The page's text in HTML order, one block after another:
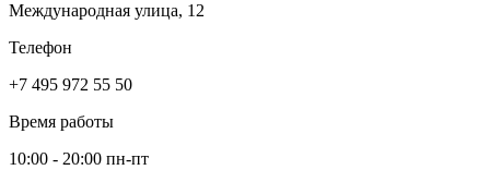
Международная улица, 12
Телефон
+7 495 972 55 50
Время работы
10:00 - 20:00 пн-пт